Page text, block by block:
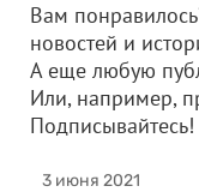
Вам
новостей и
А еще любую
Или, например,
3 июня 2021